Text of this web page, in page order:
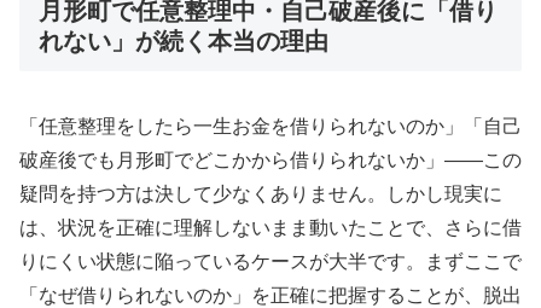
月形町で任意整理中・自己破産後に「借り
れない」が続く本当の理由
「任意整理をしたら一生お金を借りられないのか」「自己
破産後でも月形町でどこかから借りられないか」——この
疑問を持つ方は決して少なくありません。しかし現実に
は、状況を正確に理解しないまま動いたことで、さらに借
りにくい状態に陥っているケースが大半です。まずここで
「なぜ借りられないのか」を正確に把握することが、脱出